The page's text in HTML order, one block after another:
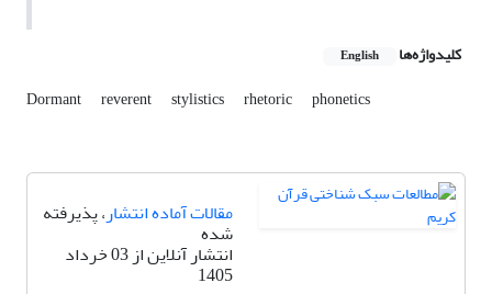
کلیدواژه‌ها English
Dormant reverent stylistics rhetoric phonetics
مقالات آماده انتشار، پذیرفته
شده
انتشار آنلاین از 03 خرداد
1405